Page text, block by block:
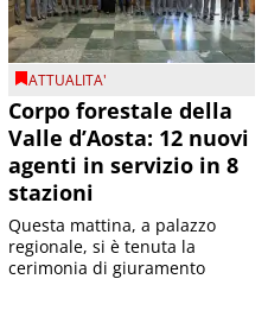
ATTUALITA'
Corpo forestale della
Valle d’Aosta: 12 nuovi
agenti in servizio in 8
stazioni
Questa mattina, a palazzo
regionale, si è tenuta la
cerimonia di giuramento